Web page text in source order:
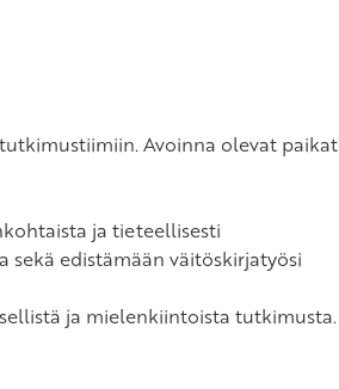
Avoinna olevat paikat
ja tieteellisesti
edistämään väitöskirjatyösi
ja mielenkiintoista tutkimusta.